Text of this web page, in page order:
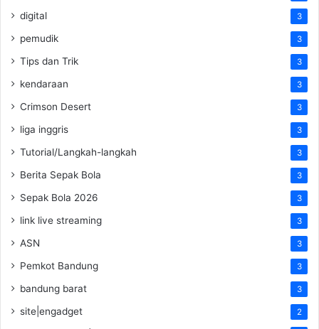
digital 3
pemudik 3
Tips dan Trik 3
kendaraan 3
Crimson Desert 3
liga inggris 3
Tutorial/Langkah-langkah 3
Berita Sepak Bola 3
Sepak Bola 2026 3
link live streaming 3
ASN 3
Pemkot Bandung 3
bandung barat 3
site|engadget 2